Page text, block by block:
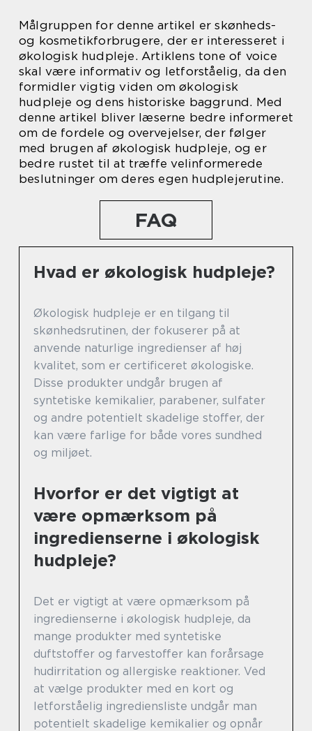
Målgruppen for denne artikel er skønheds-
og kosmetikforbrugere, der er interesseret i
økologisk hudpleje. Artiklens tone of voice
skal være informativ og letforståelig, da den
formidler vigtig viden om økologisk
hudpleje og dens historiske baggrund. Med
denne artikel bliver læserne bedre informeret
om de fordele og overvejelser, der følger
med brugen af økologisk hudpleje, og er
bedre rustet til at træffe velinformerede
beslutninger om deres egen hudplejerutine.
FAQ
Hvad er økologisk hudpleje?
Økologisk hudpleje er en tilgang til
skønhedsrutinen, der fokuserer på at
anvende naturlige ingredienser af høj
kvalitet, som er certificeret økologiske.
Disse produkter undgår brugen af
syntetiske kemikalier, parabener, sulfater
og andre potentielt skadelige stoffer, der
kan være farlige for både vores sundhed
og miljøet.
Hvorfor er det vigtigt at
være opmærksom på
ingredienserne i økologisk
hudpleje?
Det er vigtigt at være opmærksom på
ingredienserne i økologisk hudpleje, da
mange produkter med syntetiske
duftstoffer og farvestoffer kan forårsage
hudirritation og allergiske reaktioner. Ved
at vælge produkter med en kort og
letforståelig ingrediensliste undgår man
potentielt skadelige kemikalier og opnår